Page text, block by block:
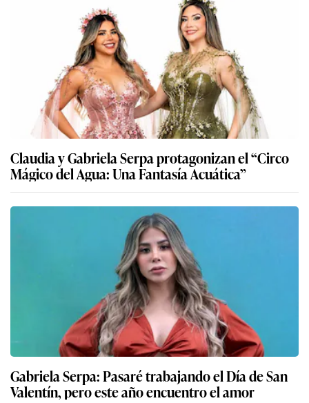
Claudia y Gabriela Serpa protagonizan el “Circo
Mágico del Agua: Una Fantasía Acuática”
Gabriela Serpa: Pasaré trabajando el Día de San
Valentín, pero este año encuentro el amor